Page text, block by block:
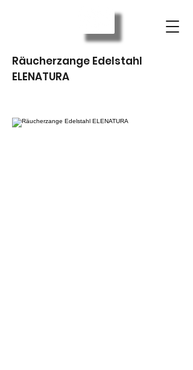
Räucherzange Edelstahl
ELENATURA